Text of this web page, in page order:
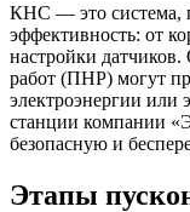
КНС — это система,
эффективность: от
настройки
работ (ПНР) могут
электроэнергии или
станции компании
безопасную и
Этапы